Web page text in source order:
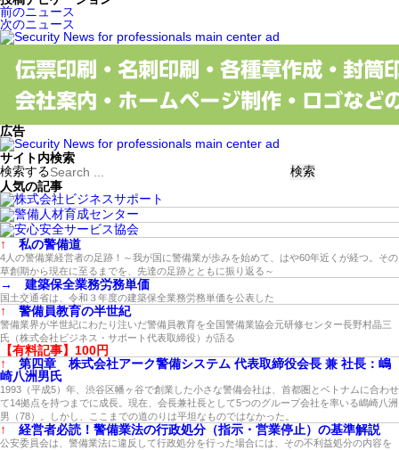
前のニュース
次のニュース
広告
サイト内検索
検索する
人気の記事
↑ 私の警備道
4人の警備業経営者の足跡！～我が国に警備業が歩みを始めて、はや60年近くが経つ。その
草創期から現在に至るまでを、先達の足跡とともに振り返る～
→ 建築保全業務労務単価
国土交通省は、令和３年度の建築保全業務労務単価を公表した
↑ 警備員教育の半世紀
警備業界が半世紀にわたり注いだ警備員教育を全国警備業協会元研修センター長野村晶三
氏（株式会社ビジネス・サポート代表取締役）が語る
【有料記事】100円
↑
第四章 株式会社アーク警備システム 代表取締役会長 兼 社長：嶋
崎八洲男氏
1993（平成5）年、渋谷区幡ヶ谷で創業した小さな警備会社は、首都圏とベトナムに合わせ
て14拠点を持つまでに成長。現在、会長兼社長として5つのグループ会社を率いる嶋崎八洲
男（78）。しかし、ここまでの道のりは平坦なものではなかった。
↑ 経営者必読！警備業法の行政処分（指示・営業停止）の基準解説
公安委員会は、警備業法に違反して行政処分を行った場合には、その不利益処分の内容を